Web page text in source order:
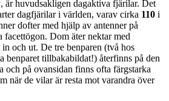
, är huvudsakligen dagaktiva fjärilar. Det
dagfjärilar i världen, varav cirka 110 i
dofter med hjälp av antenner på
facettögon. Dom äter nektar med
och ut. De tre benparen (två hos
benparet tillbakabildat!) återfinns på den
och på ovansidan finns ofta färgstarka
när de vilar är resta mot varandra över